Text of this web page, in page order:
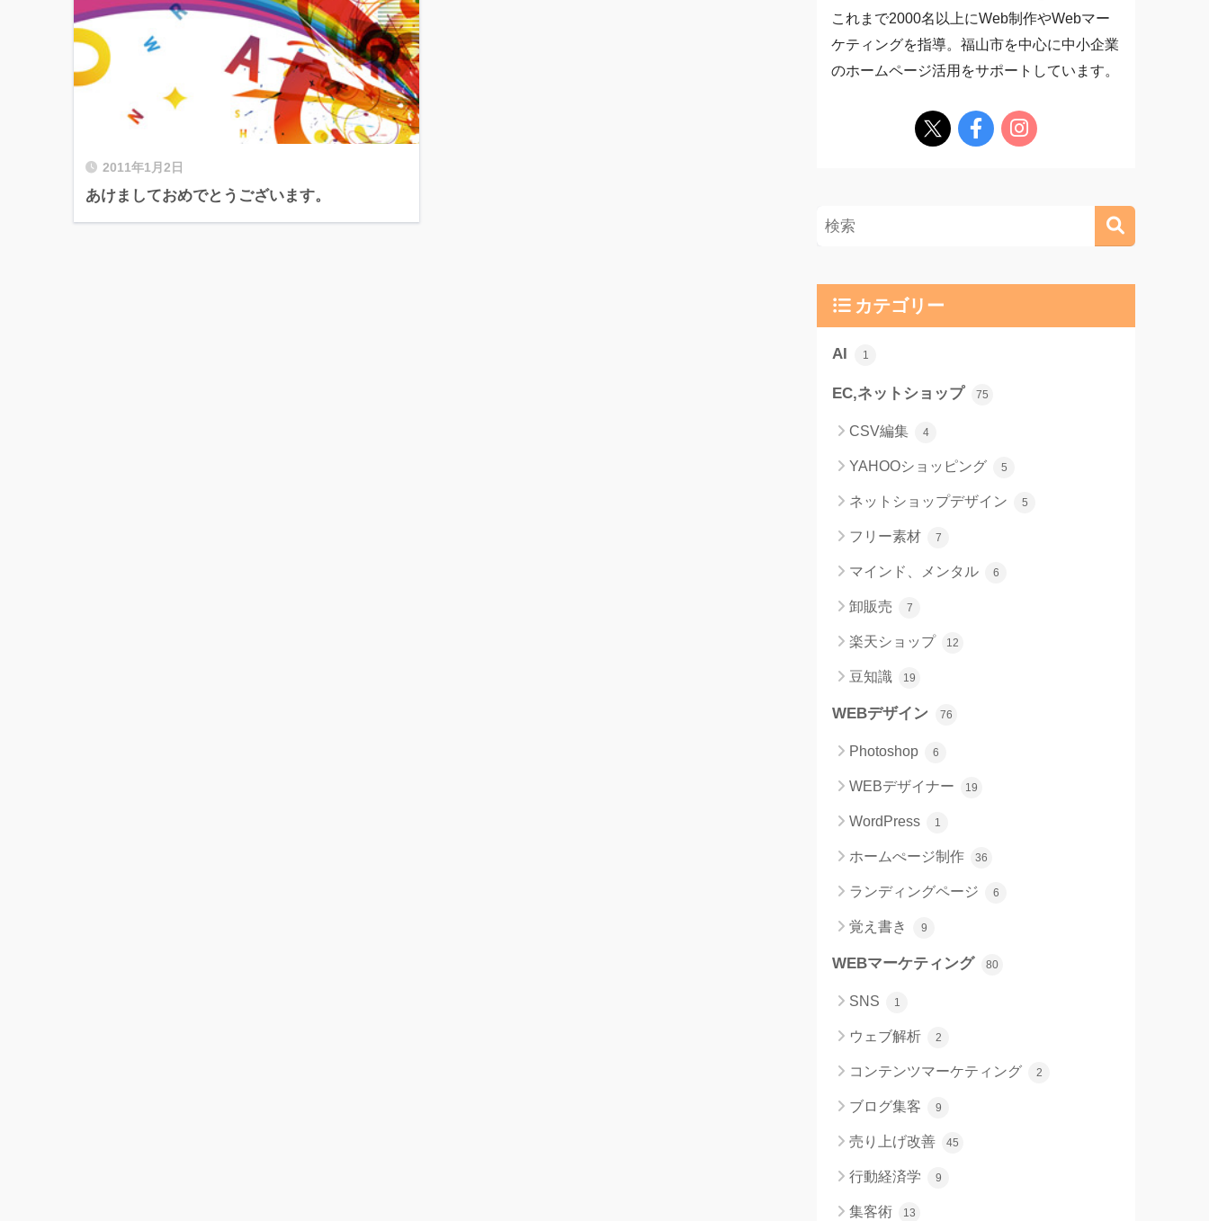
2011年1月2日
あけましておめでとうございます。
これまで2000名以上にWeb制作やWebマー
ケティングを指導。福山市を中心に中小企業
のホームページ活用をサポートしています。
カテゴリー
AI 1
EC,ネットショップ 75
CSV編集 4
YAHOOショッピング 5
ネットショップデザイン 5
フリー素材 7
マインド、メンタル 6
卸販売 7
楽天ショップ 12
豆知識 19
WEBデザイン 76
Photoshop 6
WEBデザイナー 19
WordPress 1
ホームぺージ制作 36
ランディングページ 6
覚え書き 9
WEBマーケティング 80
SNS 1
ウェブ解析 2
コンテンツマーケティング 2
ブログ集客 9
売り上げ改善 45
行動経済学 9
集客術 13